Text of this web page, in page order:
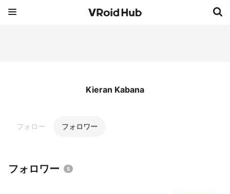
Kieran Kabana
フォロー フォロワー
フォロワー 5